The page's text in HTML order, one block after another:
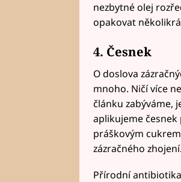
nezbytné olej
opakovat
4. Česnek
O doslova
mnoho. Ničí více
článku zabýváme,
aplikujeme
práškovým
zázračného
Přírodní